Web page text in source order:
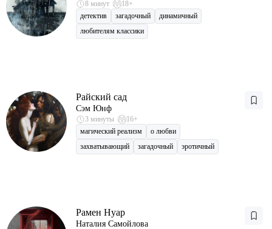
8 минут
18+
детектив
загадочный
динамичный
любителям классики
Райский сад
Сэм Юнф
3 минуты
16+
магический реализм
о любви
захватывающий
загадочный эротичный
Рамен Нуар
Наталия Самойлова